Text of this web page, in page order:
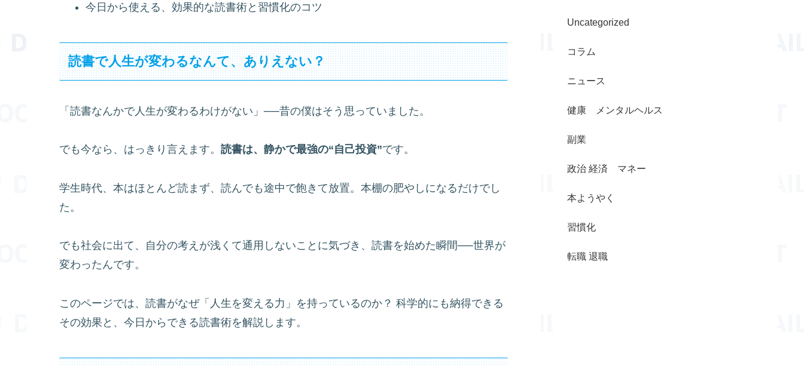
今日から使える、効果的な読書術と習慣化のコツ
読書で人生が変わるなんて、ありえない？
「読書なんかで人生が変わるわけがない」──昔の僕はそう思っていました。
でも今なら、はっきり言えます。 読書は、静かで最強の“自己投資”です。
学生時代、本はほとんど読まず、読んでも途中で飽きて放置。本棚の肥やしになるだけでし
た。
でも社会に出て、自分の考えが浅くて通用しないことに気づき、読書を始めた瞬間──世界が
変わったんです。
このページでは、読書がなぜ「人生を変える力」を持っているのか？ 科学的にも納得できる
その効果と、今日からできる読書術を解説します。
Uncategorized
コラム
ニュース
健康 メンタルヘルス
副業
政治 経済 マネー
本ようやく
習慣化
転職 退職